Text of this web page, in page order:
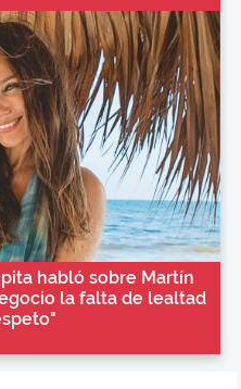
habló sobre Martín
la falta de lealtad